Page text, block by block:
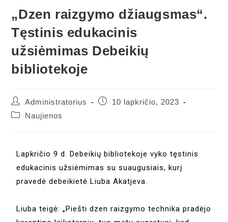
„Dzen raizgymo džiaugsmas“.
Tęstinis edukacinis
užsiėmimas Debeikių
bibliotekoje
Administratorius
10 lapkričio, 2023
Naujienos
Lapkričio 9 d. Debeikių bibliotekoje vyko tęstinis
edukacinis užsiėmimas su suaugusiais, kurį
pravedė debeikietė Liuba Akatjeva.
Liuba teigė: „Piešti dzen raizgymo technika pradėjo